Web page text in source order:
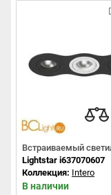
Встраиваемый
Lightstar i637070607
Коллекция: Intero
В наличии